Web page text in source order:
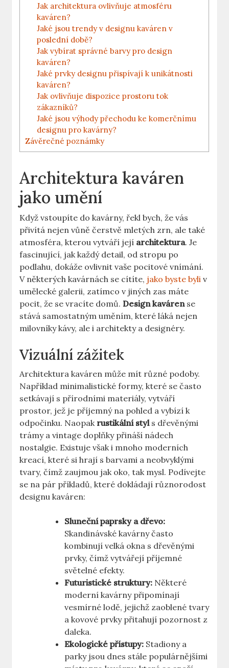
Jak architektura ovlivňuje atmosféru
kaváren?
Jaké jsou trendy v designu kaváren v
poslední době?
Jak vybírat správné barvy pro design
kaváren?
Jaké prvky designu přispívají k unikátnosti
kaváren?
Jak ovlivňuje dispozice prostoru tok
zákazníků?
Jaké jsou výhody přechodu ke komerčnímu
designu pro kavárny?
Závěrečné poznámky
Architektura kaváren
jako umění
Když vstoupíte do kavárny, řekl bych, že vás
přivítá nejen vůně čerstvě mletých zrn, ale také
atmosféra, kterou vytváří její architektura. Je
fascinující, jak každý detail, od stropu po
podlahu, dokáže ovlivnit vaše pocitové vnímání.
V některých kavárnách se cítíte, jako byste byli v
umělecké galerii, zatímco v jiných zas máte
pocit, že se vracíte domů.Design kavárense
stává samostatným uměním, které láká nejen
milovníky kávy, ale i architekty a designéry.
Vizuální zážitek
Architektura kaváren může mít různé podoby.
Například minimalistické formy, které se často
setkávají s přírodními materiály, vytváří
prostor, jež je příjemný na pohled a vybízí k
odpočinku. Naopak rustikální styls dřevěnými
trámy a vintage doplňky přináší nádech
nostalgie. Existuje však i mnoho moderních
kreací, které si hrají s barvami a neobvyklými
tvary, čímž zaujmou jak oko, tak mysl. Podívejte
se na pár příkladů, které dokládají různorodost
designu kaváren:
Sluneční paprsky a dřevo:
Skandinávské kavárny často
kombinují velká okna s dřevěnými
prvky, čímž vytvářejí příjemné
světelné efekty.
Futuristické struktury: Některé
moderní kavárny připomínají
vesmírné lodě, jejichž zaoblené tvary
a kovové prvky přitahují pozornost z
daleka.
Ekologické přístupy: Stadiony a
parky jsou dnes stále populárnějšími